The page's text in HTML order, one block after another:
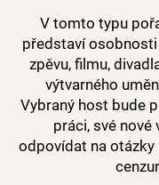
V tomto typu
představí osobnosti
zpěvu, filmu,
výtvarného
Vybraný host bude
práci, své nové
odpovídat na